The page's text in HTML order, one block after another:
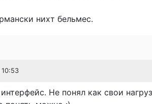
нихт бельмес.
10:53
Не понял как свои